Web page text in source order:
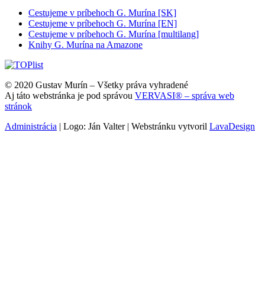
Cestujeme v príbehoch G. Murína [SK]
Cestujeme v príbehoch G. Murína [EN]
Cestujeme v príbehoch G. Murína [multilang]
Knihy G. Murína na Amazone
© 2020 Gustav Murín – Všetky práva vyhradené
Aj táto webstránka je pod správou VERVASI® – správa web
stránok
Administrácia | Logo: Ján Valter | Webstránku vytvoril LavaDesign